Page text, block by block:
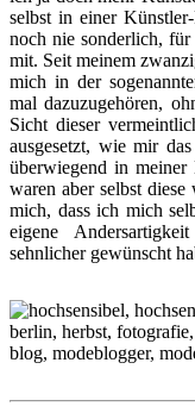
selbst in einer
noch nie sonderlich,
mit. Seit meinem
mich in der
mal dazuzugehören,
Sicht dieser
ausgesetzt, wie mir
überwiegend in meiner
waren aber selbst
mich, dass ich mich
eigene
sehnlicher gewünscht